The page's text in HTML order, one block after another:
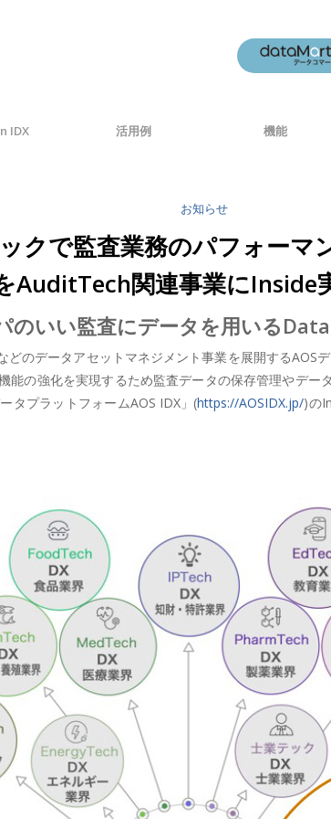
IDX 活用例 機能
お知らせ
クで監査業務のパフォー
AuditTech関連事業にInside
のいい監査にデータを用いる
のデータアセットマネジメント事業を展開するAOS
の強化を実現するため監査データの保存管理やデ
タプラットフォームAOS IDX」(https://AOSIDX.jp/)の